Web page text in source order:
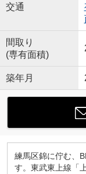
交通
間取り
(専有面積)
築年月
練馬区錦に佇む、
す。東武東上線「